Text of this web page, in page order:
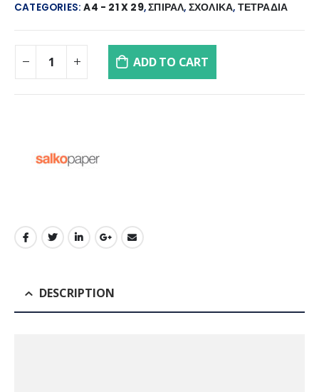
CATEGORIES:A4 - 21 X 29,ΣΠΙΡΑΛ, ΣΧΟΛΙΚΑ, ΤΕΤΡΑΔΙΑ
ADD TO CART
DESCRIPTION